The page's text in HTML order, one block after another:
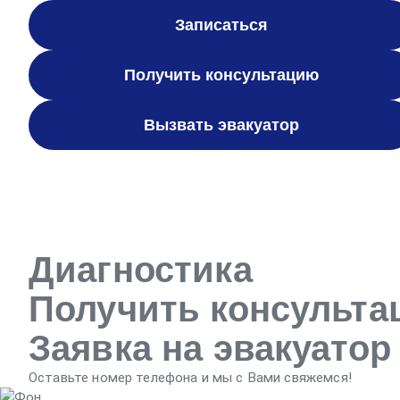
Записаться
Получить консультацию
Вызвать эвакуатор
Диагностика
Получить
Заявка на эвакуатор
Оставьте номер телефона и мы с Вами свяжемся!